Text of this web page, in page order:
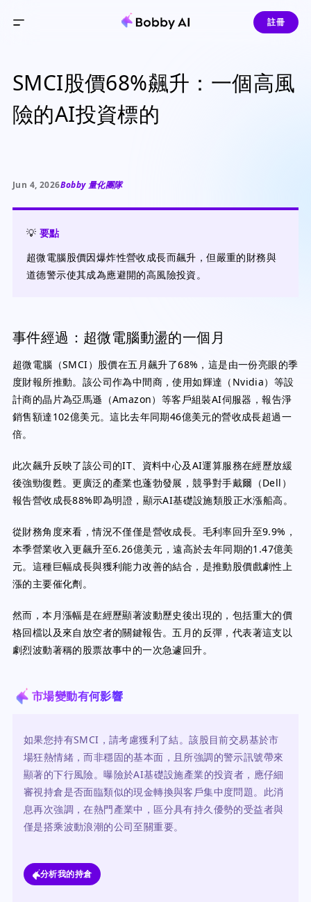
註冊
SMCI股價68%飆升：一個高風
險的AI投資標的
Jun 4, 2026Bobby 量化團隊
💡 要點
超微電腦股價因爆炸性營收成長而飆升，但嚴重的財務與
道德警示使其成為應避開的高風險投資。
事件經過：超微電腦動盪的一個月
超微電腦（SMCI）股價在五月飆升了68%，這是由一份亮眼的季
度財報所推動。該公司作為中間商，使用如輝達（Nvidia）等設
計商的晶片為亞馬遜（Amazon）等客戶組裝AI伺服器，報告淨
銷售額達102億美元。這比去年同期46億美元的營收成長超過一
倍。
此次飆升反映了該公司的IT、資料中心及AI運算服務在經歷放緩
後強勁復甦。更廣泛的產業也蓬勃發展，競爭對手戴爾（Dell）
報告營收成長88%即為明證，顯示AI基礎設施類股正水漲船高。
從財務角度來看，情況不僅僅是營收成長。毛利率回升至9.9%，
本季營業收入更飆升至6.26億美元，遠高於去年同期的1.47億美
元。這種巨幅成長與獲利能力改善的結合，是推動股價戲劇性上
漲的主要催化劑。
然而，本月漲幅是在經歷顯著波動歷史後出現的，包括重大的價
格回檔以及來自放空者的關鍵報告。五月的反彈，代表著這支以
劇烈波動著稱的股票故事中的一次急遽回升。
市場變動有何影響
如果您持有SMCI，請考慮獲利了結。該股目前交易基於市
場狂熱情緒，而非穩固的基本面，且所強調的警示訊號帶來
顯著的下行風險。曝險於AI基礎設施產業的投資者，應仔細
審視持倉是否面臨類似的現金轉換與客戶集中度問題。此消
息再次強調，在熱門產業中，區分具有持久優勢的受益者與
僅是搭乘波動浪潮的公司至關重要。
分析我的持倉